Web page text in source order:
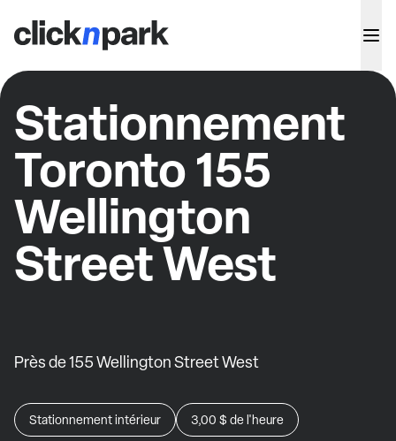
Stationnement
Toronto 155
Wellington
Street West
Près de 155 Wellington Street West
Stationnement intérieur 3,00 $ de l'heure